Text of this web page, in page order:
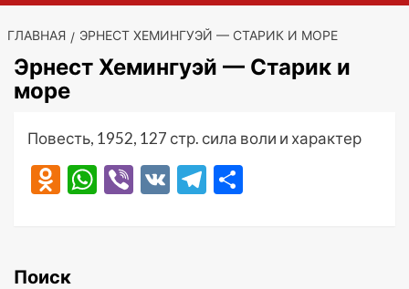
ГЛАВНАЯ ЭРНЕСТ ХЕМИНГУЭЙ — СТАРИК И МОРЕ
Эрнест Хемингуэй — Старик и
море
Повесть, 1952, 127 стр. сила воли и характер
Odnoklassniki
WhatsApp
Viber
VK Telegram
Поиск